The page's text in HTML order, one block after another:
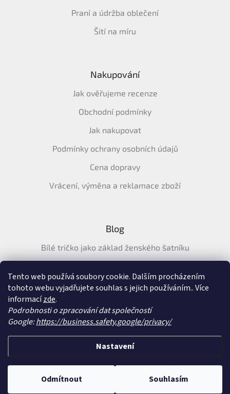
Tento web používá soubory cookie. Dalším procházením
tohoto webu vyjadřujete souhlas s jejich používáním.. Více
informacízde.
Podrobnosti o zpracování dat společností
Google:https://business.safety.google/privacy/
Nastavení
Odmítnout Souhlasím
Praní a údržba oblečení
Šití na míru
Nakupování
Jak ověřujeme recenze
Obchodní podmínky
Jak nakupovat
Podmínky ochrany osobních údajů
Cena dopravy
Vrácení, výměna a reklamace zboží
Blog
Bílé tričko jako základ ženského šatníku
tričko na léto
Průvodce letními šaty: pohodlné, vzdušné a ženské šaty na
Vytvořil Shoptet &
SatySukne.cz
Upravit nastavení